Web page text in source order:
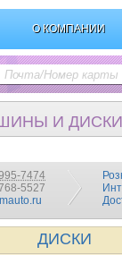
О КОМПАНИИ
И ДИСКИ
7474
5527
ДИСКИ